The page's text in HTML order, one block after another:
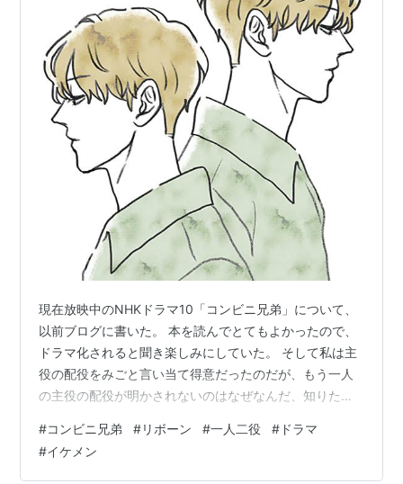
現在放映中のNHKドラマ10「コンビニ兄弟」について、
以前ブログに書いた。 本を読んでとてもよかったので、
ドラマ化されると聞き楽しみにしていた。 そして私は主
役の配役をみごと言い当て得意だったのだが、もう一人
の主役の配役が明かされないのはなぜなんだ、知りた
ンをまき散らすイケメンコンビニ店長は、ケンティーこ
と中島健人。 これは順当。 そしてもう一人の主役は店長
#コンビニ兄弟 #リボーン #一人二役 # ドラマ
#イケメン